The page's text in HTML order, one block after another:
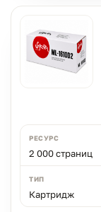
РЕСУРС
2 000 страниц
ТИП
Картридж